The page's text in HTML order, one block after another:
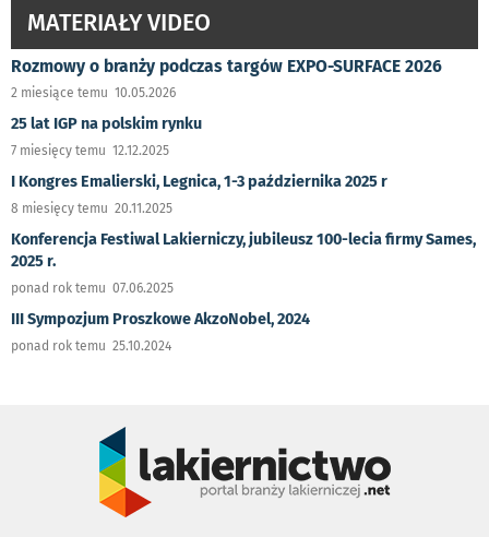
MATERIAŁY VIDEO
Rozmowy o branży podczas targów EXPO-SURFACE 2026
2 miesiące temu 10.05.2026
25 lat IGP na polskim rynku
7 miesięcy temu 12.12.2025
I Kongres Emalierski, Legnica, 1-3 października 2025 r
8 miesięcy temu 20.11.2025
Konferencja Festiwal Lakierniczy, jubileusz 100-lecia firmy Sames,
2025 r.
ponad rok temu 07.06.2025
III Sympozjum Proszkowe AkzoNobel, 2024
ponad rok temu 25.10.2024